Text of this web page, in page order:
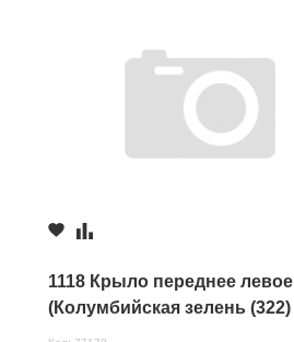
1118 Крыло переднее левое
(Колумбийская зелень (322)